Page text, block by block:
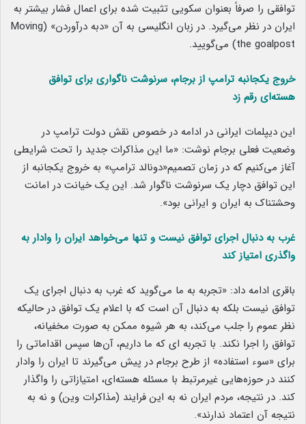
توافقی را صرفاً بعنوان سکویی تثبیت شده برای اعمال فشار بیشتر به
ایران در نظر می‌گیرد. در زبان انگلیسی به آن «دبه درآوردن» (Moving
the goalpost) می‌گویید.
خروج یکجانبه ترامپ از برجام، سرنوشت ناگواری برای توافق
هسته‌ای رقم زد
این دیپلمات ایرانی در ادامه در خصوص نقش دولت ترامپ در
وضعیت فعلی برجام نوشت: «ما این مذاکرات جدید را تحت شرایطی
آغاز می‌کنیم که در زمان تصمیم‌«دونالد ترامپ» به خروج یکجانبه از
این توافق دچار یک سرنوشت ناگوار شد. این یک خیانت در امانت
وحشتناک به ایران و ایرانی بود».
غرب به دنبال اجرای توافق نیست و تنها می‌خواهد ایران را وادار به
واگذری امتیاز کند
باقری ادامه داد: «تجربه به ما می‌گوید که غرب به دنبال اجرای یک
توافق نیست بلکه به دنبال آن است که با اعلام یک توافق در حالیکه
نظر عموم را جلب می‌کند، به هر شیوه ممکن به صورت مخفیانه،
توافق را اجرا نکند. با تجربه ای‌ که ما داریم، آن‌ها سپس اقداماتی را
برای «سوء استفاده» از طرح برجام در پیش می‌گیرند تا ایران را وادار
کنند در حوزه‌هایی غیرمرتبط با مسئله هسته‌ای، امتیازاتی را واگذار
کند. در نتیجه، مردم ایران نه به این فرایند (مذاکرات وین) و نه به
نتیجه آن اعتماد ندارند».